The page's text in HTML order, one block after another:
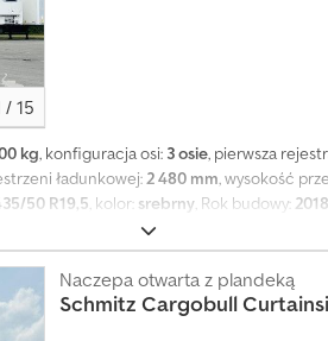
/ 15
kg, konfiguracja osi: 3 osie, pierwsza
ładunkowej:2 480 mm, wysokość
50 R19,5, kolor: srebrny, Rok budowy: 2018
z certyfikatem, przestrzeń ładunkowa
ładunkowej: 99 m³, 1 oś: , 2 oś:
rama skręcana śrubami, drzwi portalowe,
telematyczny. Całą naszą ofertę
finansowania, pełen serwis i usługi
Naczepa otwarta z plandeką
Schmitz Cargobull